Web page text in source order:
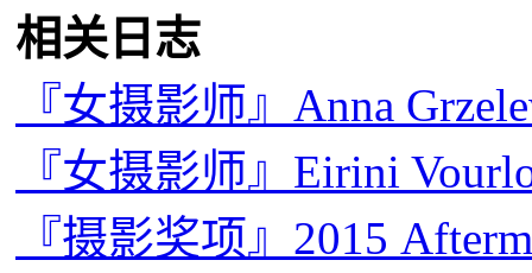
相关日志
『女摄影师』Anna
『女摄影师』Eirini
『摄影奖项』2015